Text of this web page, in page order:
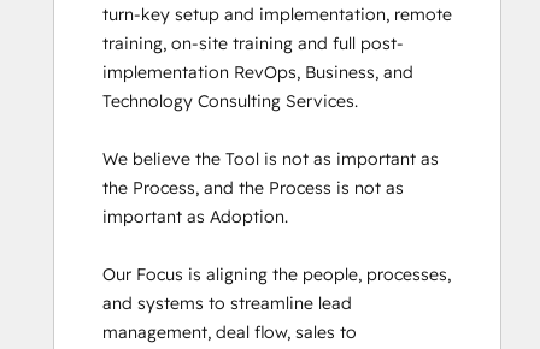
Social Media Marketing Certification
Course
Social Media Marketing Certification II
Super Admin Bootcamp
turn-key setup and implementation, remote
training, on-site training and full post-
implementation RevOps, Business, and
Technology Consulting Services.
We believe the Tool is not as important as
the Process, and the Process is not as
important as Adoption.
Our Focus is aligning the people, processes,
and systems to streamline lead
management, deal flow, sales to